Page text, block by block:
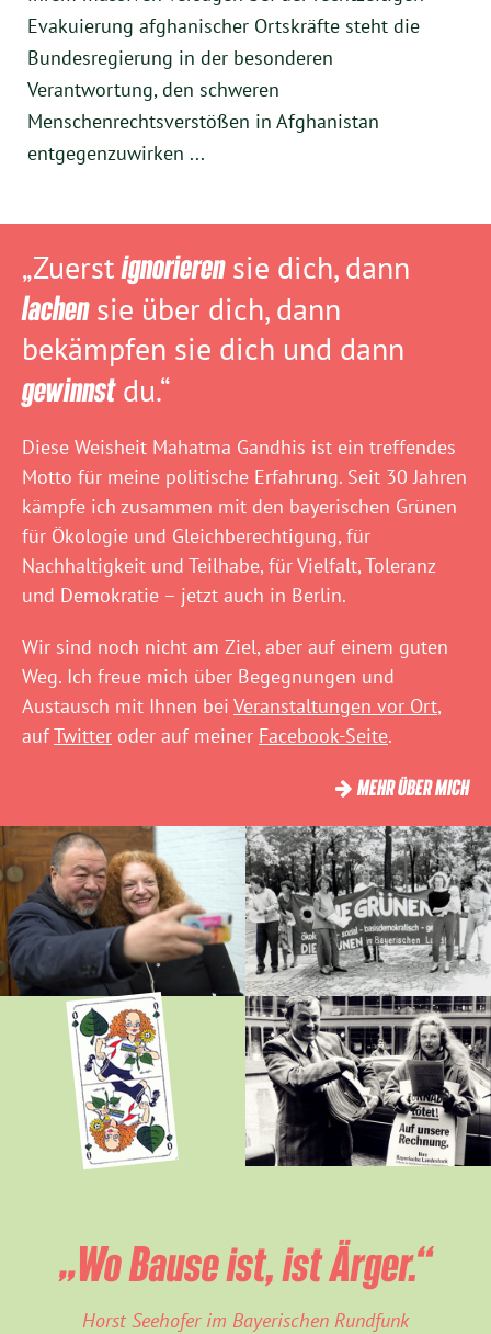
Evakuierung afghanischer Ortskräfte steht die
Bundesregierung in der besonderen
Verantwortung, den schweren
Menschenrechtsverstößen in Afghanistan
entgegenzuwirken ...
„Zuerstignorierensie dich, dann
lachensie über dich, dann
bekämpfen sie dich und dann
gewinnstdu.“
Diese Weisheit Mahatma Gandhis ist ein treffendes
Motto für meine politische Erfahrung. Seit 30 Jahren
kämpfe ich zusammen mit den bayerischen Grünen
für Ökologie und Gleichberechtigung, für
Nachhaltigkeit und Teilhabe, für Vielfalt, Toleranz
und Demokratie – jetzt auch in Berlin.
Wir sind noch nicht am Ziel, aber auf einem guten
Weg. Ich freue mich über Begegnungen und
Austausch mit Ihnen bei Veranstaltungen vor Ort,
aufTwitter oder auf meiner Facebook-Seite.
MEHR ÜBER MICH
„Wo Bause ist, ist Ärger.“
Horst Seehofer im Bayerischen Rundfunk